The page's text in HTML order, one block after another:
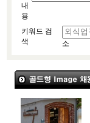
내
용
키워드 검
색
소